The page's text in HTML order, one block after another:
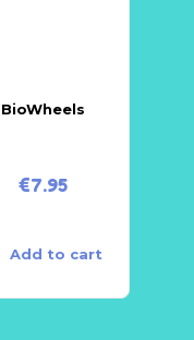
BioWheels
€7.95
Add to cart